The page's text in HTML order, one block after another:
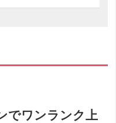
でワンランク上